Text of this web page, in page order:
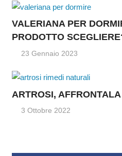
VALERIANA PER
PRODOTTO
23 Gennaio 2023
ARTROSI,
3 Ottobre 2022